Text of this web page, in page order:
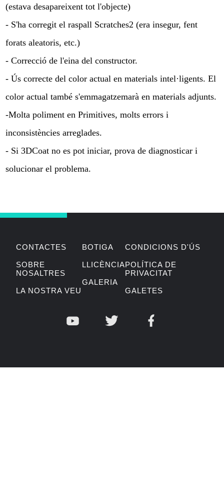
(estava desapareixent tot l'objecte)
- S'ha corregit el raspall Scratches2 (era insegur, fent
forats aleatoris, etc.)
- Correcció de l'eina del constructor.
- Ús correcte del color actual en materials intel·ligents. El
color actual també s'emmagatzemarà en materials adjunts.
-Molta poliment en Primitives, molts errors i
inconsistències arreglades.
- Si 3DCoat no es pot iniciar, prova de diagnosticar i
solucionar el problema.
CONTACTES
SOBRE
NOSALTRES
LA NOSTRA VEU
BOTIGA
LLICÈNCIA
GALERIA
CONDICIONS D'ÚS
POLÍTICA DE
PRIVACITAT
GALETES